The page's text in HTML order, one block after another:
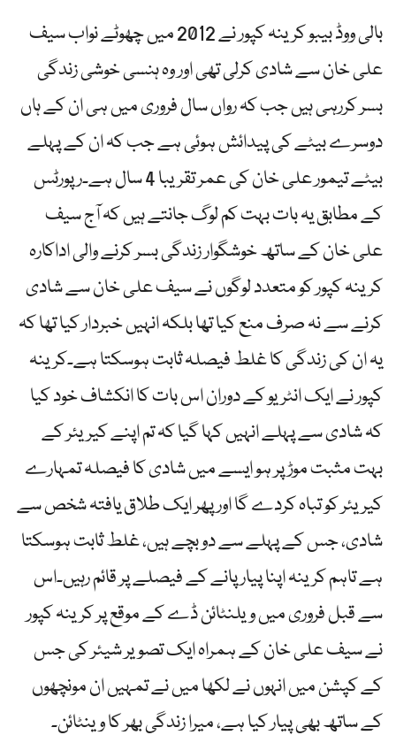
بالی ووڈ بیبو کرینہ کپور نے 2012 میں چھوٹے نواب سیف
علی خان سے شادی کرلی تھی اور وہ ہنسی خوشی زندگی
بسر کررہی ہیں جب کہ رواں سال فروری میں ہی ان کے ہاں
دوسرے بیٹے کی پیدائش ہوئی ہے جب کہ ان کے پہلے
بیٹے تیمور علی خان کی عمر تقریبا 4 سال ہے۔رپورٹس
کے مطابق یہ بات بہت کم لوگ جانتے ہیں کہ آج سیف
علی خان کے ساتھ خوشگوار زندگی بسر کرنے والی اداکارہ
کرینہ کپور کو متعدد لوگوں نے سیف علی خان سے شادی
کرنے سے نہ صرف منع کیا تھا بلکہ انہیں خبردار کیا تھا کہ
یہ ان کی زندگی کا غلط فیصلہ ثابت ہوسکتا ہے۔کرینہ
کپور نے ایک انٹریو کے دوران اس بات کا انکشاف خود کیا
کہ شادی سے پہلے انہیں کہا گیا کہ تم اپنے کیریئر کے
بہت مثبت موڑ پر ہو ایسے میں شادی کا فیصلہ تمہارے
کیریئر کو تباہ کردے گا اور پھر ایک طلاق یافتہ شخص سے
شادی، جس کے پہلے سے دو بچے ہیں، غلط ثابت ہوسکتا
ہے تاہم کرینہ اپنا پیار پانے کے فیصلے پر قائم رہیں۔اس
سے قبل فروری میں ویلنٹائن ڈے کے موقع پر کرینہ کپور
نے سیف علی خان کے ہمراہ ایک تصویر شیئر کی جس
کے کپشن میں انہوں نے لکھا میں نے تمہیں ان مونچھوں
کے ساتھ بھی پیار کیا ہے، میرا زندگی بھر کا وینٹائن۔